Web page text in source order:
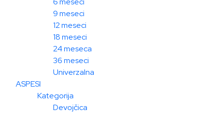
9 meseci
12 meseci
18 meseci
24 meseca
36 meseci
Univerzalna
ASPESI
Kategorija
Devojčica